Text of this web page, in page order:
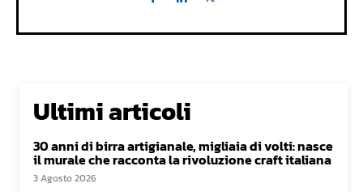
Ultimi articoli
30 anni di birra artigianale, migliaia di volti: nasce
il murale che racconta la rivoluzione craft italiana
3 Agosto 2026